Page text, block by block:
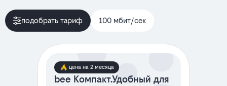
подобрать тариф 100 мбит/сек
цена на 2 месяца
bee Компакт.Удобный для